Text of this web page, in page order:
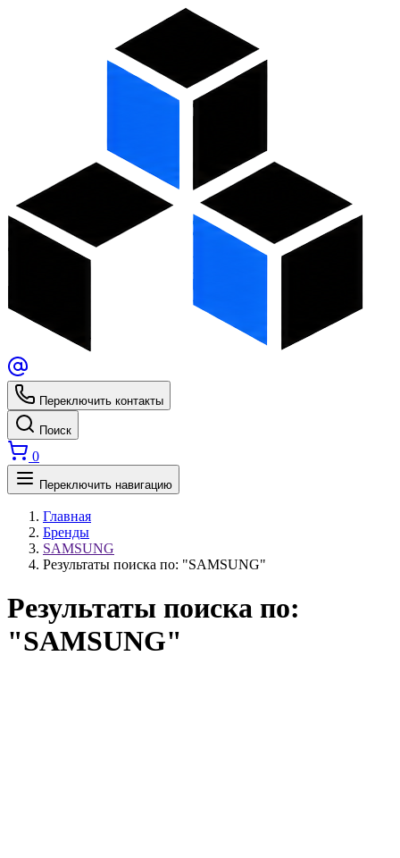
Переключить контакты
Поиск
0
Переключить навигацию
Главная
Бренды
SAMSUNG
Результаты поиска по: "SAMSUNG"
Результаты поиска по:
"SAMSUNG"